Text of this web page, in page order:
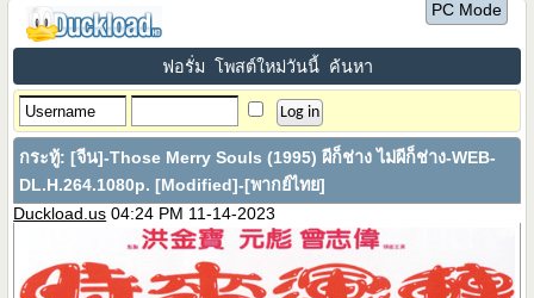
PC Mode
ฟอรั่ม โพสต์ใหม่วันนี้ ค้นหา
กระทู้:[จีน]-Those Merry Souls (1995) ผีก็ช่าง ไม่ผีก็ช่าง-WEB-
DL.H.264.1080p. [Modified]-[พากย์ไทย]
Duckload.us 04:24 PM 11-14-2023